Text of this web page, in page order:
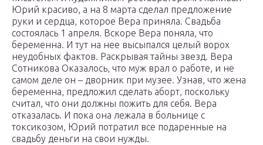
Юрий красиво, а на 8 марта сделал предложение
руки и сердца, которое Вера приняла. Свадьба
состоялась 1 апреля. Вскоре Вера поняла, что
беременна. И тут на нее высыпался целый ворох
неудобных фактов. Раскрывая тайны звезд. Вера
Сотникова Оказалось, что муж врал о работе, и не
самом деле он – дворник при музее. Узнав, что жена
беременна, предложил сделать аборт, поскольку
считал, что они должны пожить для себя. Вера
отказалась. И пока она лежала в больнице с
токсикозом, Юрий потратил все подаренные на
свадьбу деньги на свои нужды.